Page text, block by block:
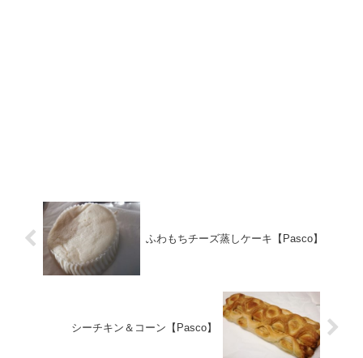
ふわもちチーズ蒸しケーキ【Pasco】
シーチキン＆コーン【Pasco】